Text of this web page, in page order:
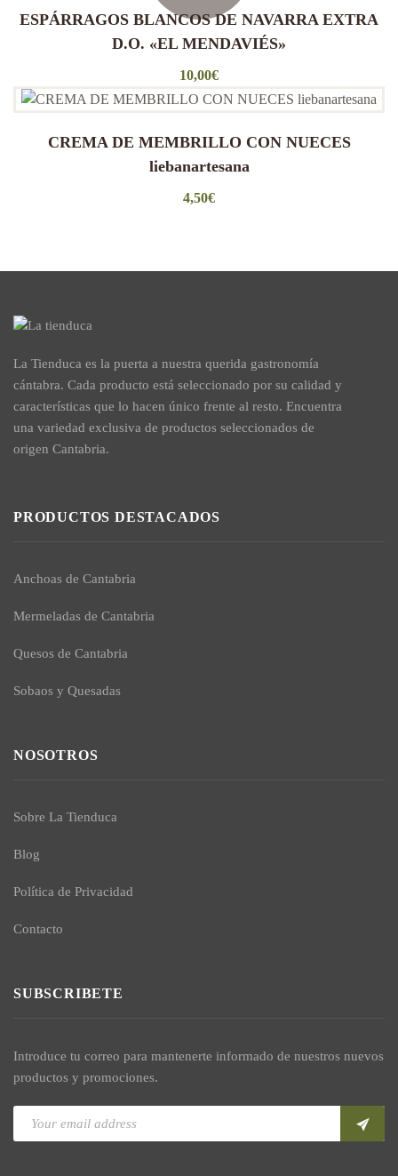
ESPÁRRAGOS BLANCOS DE NAVARRA EXTRA
D.O. «EL MENDAVIÉS»
10,00€
CREMA DE MEMBRILLO CON NUECES
liebanartesana
4,50€
La Tienduca es la puerta a nuestra querida gastronomía
cántabra. Cada producto está seleccionado por su calidad y
características que lo hacen único frente al resto. Encuentra
una variedad exclusiva de productos seleccionados de
origen Cantabria.
PRODUCTOS DESTACADOS
Anchoas de Cantabria
Mermeladas de Cantabria
Quesos de Cantabria
Sobaos y Quesadas
NOSOTROS
Sobre La Tienduca
Blog
Política de Privacidad
Contacto
SUBSCRIBETE
Introduce tu correo para mantenerte informado de nuestros nuevos
productos y promociones.